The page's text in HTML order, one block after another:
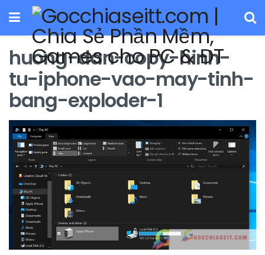
huong-dan-copy-hinh-
tu-iphone-vao-may-tinh-
bang-exploder-1